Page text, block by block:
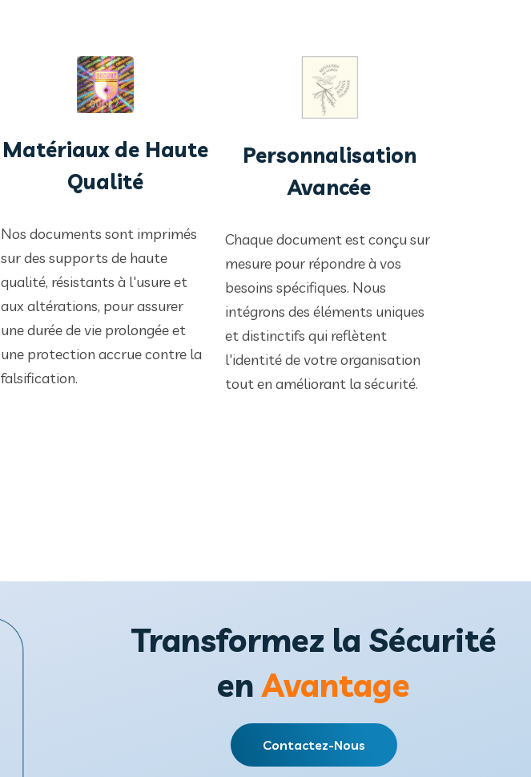
Matériaux de Haute
Qualité
Nos documents sont imprimés
sur des supports de haute
qualité, résistants à l'usure et
aux altérations, pour assurer
une durée de vie prolongée et
une protection accrue contre la
falsification.
Personnalisation
Avancée
Chaque document est conçu sur
mesure pour répondre à vos
besoins spécifiques. Nous
intégrons des éléments uniques
et distinctifs qui reflètent
l'identité de votre organisation
tout en améliorant la sécurité.
Transformez la Sécurité
enAvantage
Contactez-Nous